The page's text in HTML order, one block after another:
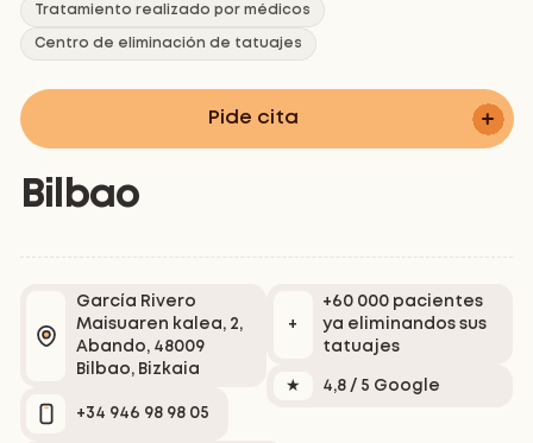
Tratamiento realizado por médicos
Centro de eliminación de tatuajes
Pide cita
Bilbao
García Rivero
Maisuaren kalea, 2,
Abando, 48009
Bilbao, Bizkaia
+34 946 98 98 05
+
+60 000 pacientes
ya eliminandos sus
tatuajes
★ 4,8 / 5 Google
↓VER MÁS RESULTADOS↓